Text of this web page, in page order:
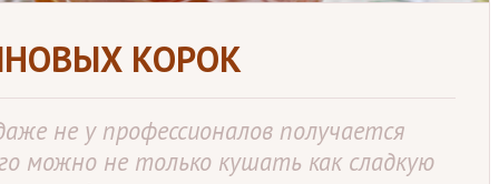
КОРОК
не у профессионалов получается
можно не только кушать как сладкую